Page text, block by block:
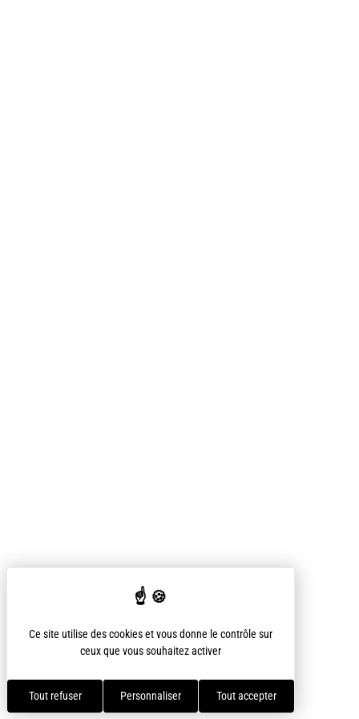
Ce site utilise des cookies et vous donne le contrôle sur
ceux que vous souhaitez activer
Tout accepter
Tout refuser Personnaliser